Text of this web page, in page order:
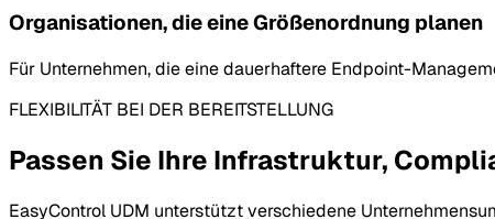
Organisationen, die eine Größenordnung planen
Für Unternehmen, die eine dauerhaftere Endpoint-
FLEXIBILITÄT BEI DER BEREITSTELLUNG
Passen Sie Ihre Infrastruktur,
EasyControl UDM unterstützt verschiedene